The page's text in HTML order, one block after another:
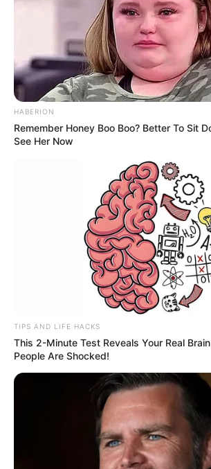
HABERION
Remember Honey Boo Boo? Better To Sit
See Her Now
TIPS AND LIFE HACKS
This 2-Minute Test Reveals Your Real
People Are Shocked!